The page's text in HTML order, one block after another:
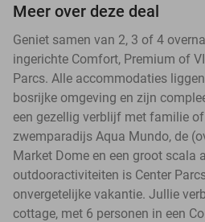
Meer over deze deal
Geniet samen van 2, 3 of 4
ingerichte Comfort, Premium of
Parcs. Alle accommodaties
bosrijke omgeving en zijn
een gezellig verblijf met familie
zwemparadijs Aqua Mundo, de
Market Dome en een groot scala
outdooractiviteiten is Center
onvergetelijke vakantie. Jullie
cottage, met 6 personen in een